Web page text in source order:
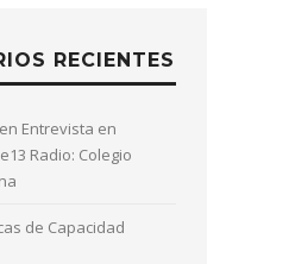
RECIENTES
en Entrevista en
Radio: Colegio
de Capacidad